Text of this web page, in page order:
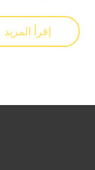
إقرأ المزيد